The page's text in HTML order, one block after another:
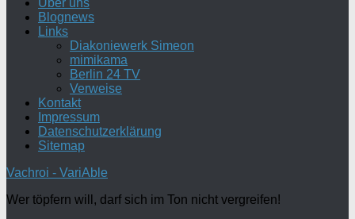
Über uns
Blognews
Links
Diakoniewerk Simeon
mimikama
Berlin 24 TV
Verweise
Kontakt
Impressum
Datenschutzerklärung
Sitemap
Vachroi - VariAble
Wer töpfern will, darf sich im Ton nicht vergreifen!